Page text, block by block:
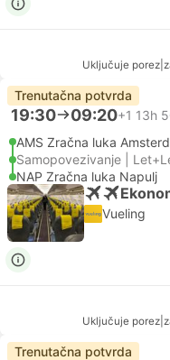
Uključuje porez
Trenutačna potvrda
19:30 09:20+1 13h
AMS Zračna luka
Samopovezivanje |
NAP Zračna luka Napulj
Vueling
Uključuje porez
Trenutačna potvrda